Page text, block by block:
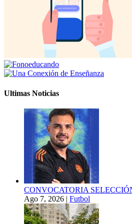
Ultimas Noticias
CONVOCATORIA
Ago 7, 2026 | Futbol